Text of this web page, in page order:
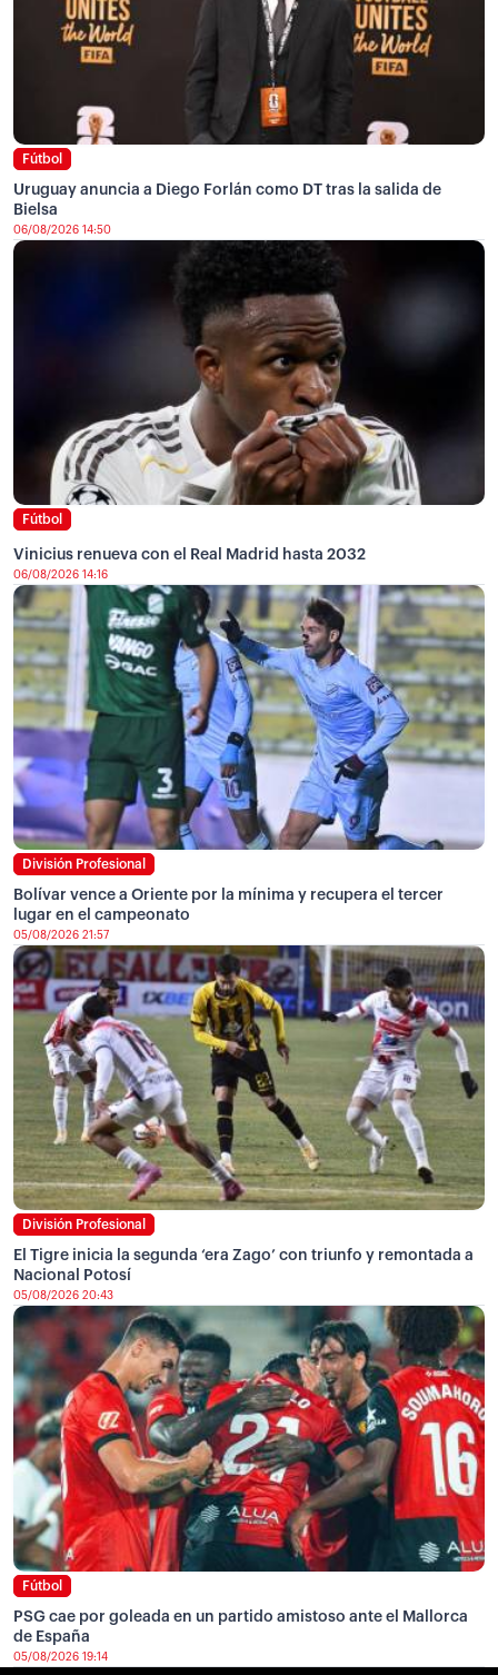
Fútbol
Uruguay anuncia a Diego Forlán como DT tras la salida de
Bielsa
06/08/2026 14:50
Fútbol
Vinicius renueva con el Real Madrid hasta 2032
06/08/2026 14:16
División Profesional
Bolívar vence a Oriente por la mínima y recupera el tercer
lugar en el campeonato
05/08/2026 21:57
División Profesional
El Tigre inicia la segunda ‘era Zago’ con triunfo y remontada a
Nacional Potosí
05/08/2026 20:43
Fútbol
PSG cae por goleada en un partido amistoso ante el Mallorca
de España
05/08/2026 19:14